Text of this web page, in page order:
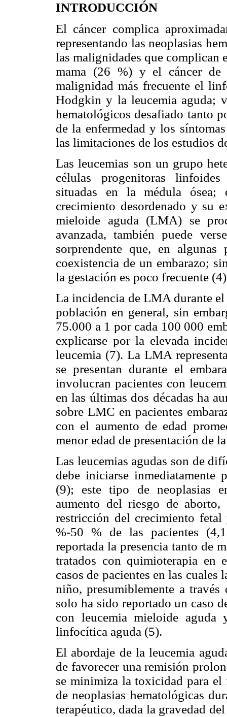
INTRODUCCIÓN
El cáncer complica
representando las neoplasias
las malignidades que complican
mama (26 %) y el cáncer
malignidad más frecuente el
Hodgkin y la leucemia aguda;
hematológicos desafiado tanto
de la enfermedad y los
las limitaciones de los estudios
Las leucemias son un grupo
células progenitoras
situadas en la médula
crecimiento desordenado y su
mieloide aguda (LMA) se
avanzada, también puede
sorprendente que, en
coexistencia de un embarazo;
la gestación es poco frecuente
La incidencia de LMA durante el
población en general, sin
75.000 a 1 por cada 100 000
explicarse por la elevada
leucemia (7). La LMA
se presentan durante el
involucran pacientes con
en las últimas dos décadas ha
sobre LMC en pacientes
con el aumento de edad
menor edad de presentación de
Las leucemias agudas son de
debe iniciarse inmediatamente
(9); este tipo de neoplasias
aumento del riesgo de
restricción del crecimiento
%-50 % de las pacientes
reportada la presencia tanto de
tratados con quimioterapia en
casos de pacientes en las cuales
niño, presumiblemente a
solo ha sido reportado un caso
con leucemia mieloide aguda
linfocítica aguda (5).
El abordaje de la leucemia
de favorecer una remisión
se minimiza la toxicidad para
de neoplasias hematológicas
terapéutico, dada la gravedad